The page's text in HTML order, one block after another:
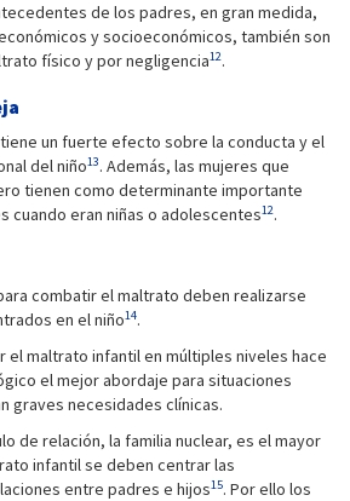
de los padres, en gran medida,
y socioeconómicos, también son
físico y por negligencia12.
un fuerte efecto sobre la conducta y el
del niño13. Además, las mujeres que
tienen como determinante importante
cuando eran niñas o adolescentes12.
combatir el maltrato deben realizarse
en el niño14.
el maltrato infantil en múltiples niveles hace
el mejor abordaje para situaciones
graves necesidades clínicas.
de relación, la familia nuclear, es el mayor
infantil se deben centrar las
entre padres e hijos15. Por ello los